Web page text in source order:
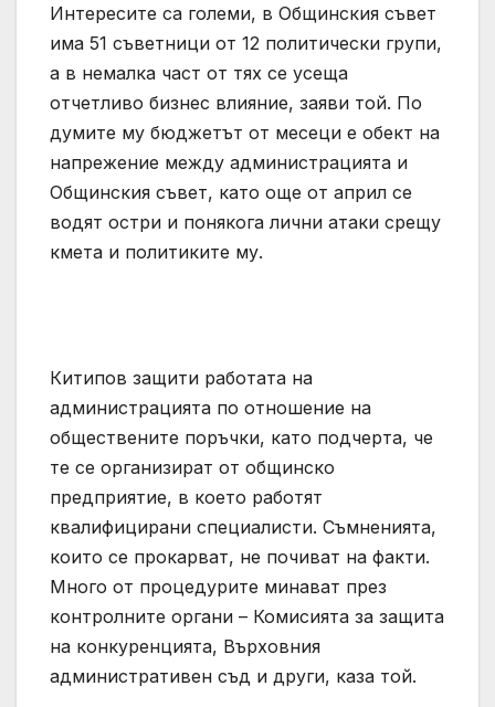
Интересите са големи, в Общинския съвет
има 51 съветници от 12 политически групи,
а в немалка част от тях се усеща
отчетливо бизнес влияние, заяви той. По
думите му бюджетът от месеци е обект на
напрежение между администрацията и
Общинския съвет, като още от април се
водят остри и понякога лични атаки срещу
кмета и политиките му.
Китипов защити работата на
администрацията по отношение на
обществените поръчки, като подчерта, че
те се организират от общинско
предприятие, в което работят
квалифицирани специалисти. Съмненията,
които се прокарват, не почиват на факти.
Много от процедурите минават през
контролните органи – Комисията за защита
на конкуренцията, Върховния
административен съд и други, каза той.